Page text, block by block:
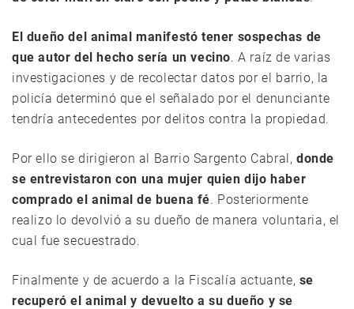
El dueño del animal manifestó tener sospechas de
que autor del hecho sería un vecino. A raíz de varias
investigaciones y de recolectar datos por el barrio, la
policía determinó que el señalado por el denunciante
tendría antecedentes por delitos contra la propiedad.
Por ello se dirigieron al Barrio Sargento Cabral, donde
se entrevistaron con una mujer quien dijo haber
comprado el animal de buena fé. Posteriormente
realizo lo devolvió a su dueño de manera voluntaria, el
cual fue secuestrado.
Finalmente y de acuerdo a la Fiscalía actuante, se
recuperó el animal y devuelto a su dueño y se